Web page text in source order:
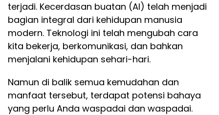
terjadi. Kecerdasan buatan (AI) telah menjadi
bagian integral dari kehidupan manusia
modern. Teknologi ini telah mengubah cara
kita bekerja, berkomunikasi, dan bahkan
menjalani kehidupan sehari-hari.
Namun di balik semua kemudahan dan
manfaat tersebut, terdapat potensi bahaya
yang perlu Anda waspadai dan waspadai.